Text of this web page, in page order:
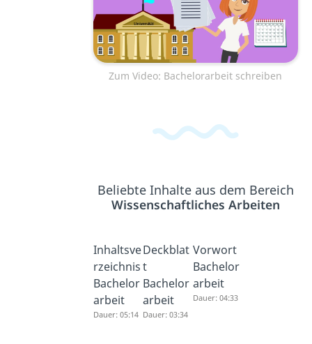
Zum Video: Bachelorarbeit schreiben
Beliebte Inhalte aus dem Bereich
Wissenschaftliches Arbeiten
Inhaltsve
rzeichnis
Bachelor
arbeit
Dauer: 05:14
Deckblat
t
Bachelor
arbeit
Dauer: 03:34
Vorwort
Bachelor
arbeit
Dauer: 04:33